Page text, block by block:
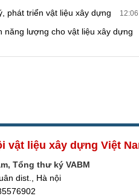
phát triển vật liệu xây dựng
năng lượng cho vật liệu xây dựng
vật liệu xây dựng Việt
Tổng thư ký VABM
dist., Hà nội